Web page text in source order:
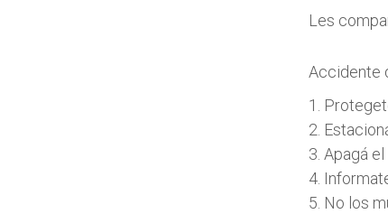
Les
Accidente
1.
2.
3. Apagá
4.
5. No los